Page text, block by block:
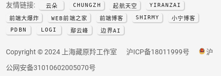
友情链接: 云朵 CHUNGZH 起航天空 YIRANZAI
前端大爆炸 WEB前端之家 前端博客 SHIRMY
小宁博客
PDBN
LOGI 鄢云峰 边界AI
Copyright © 2024 上海藏原羚工作室 沪ICP备18011999号
沪
公网安备31010602005070号